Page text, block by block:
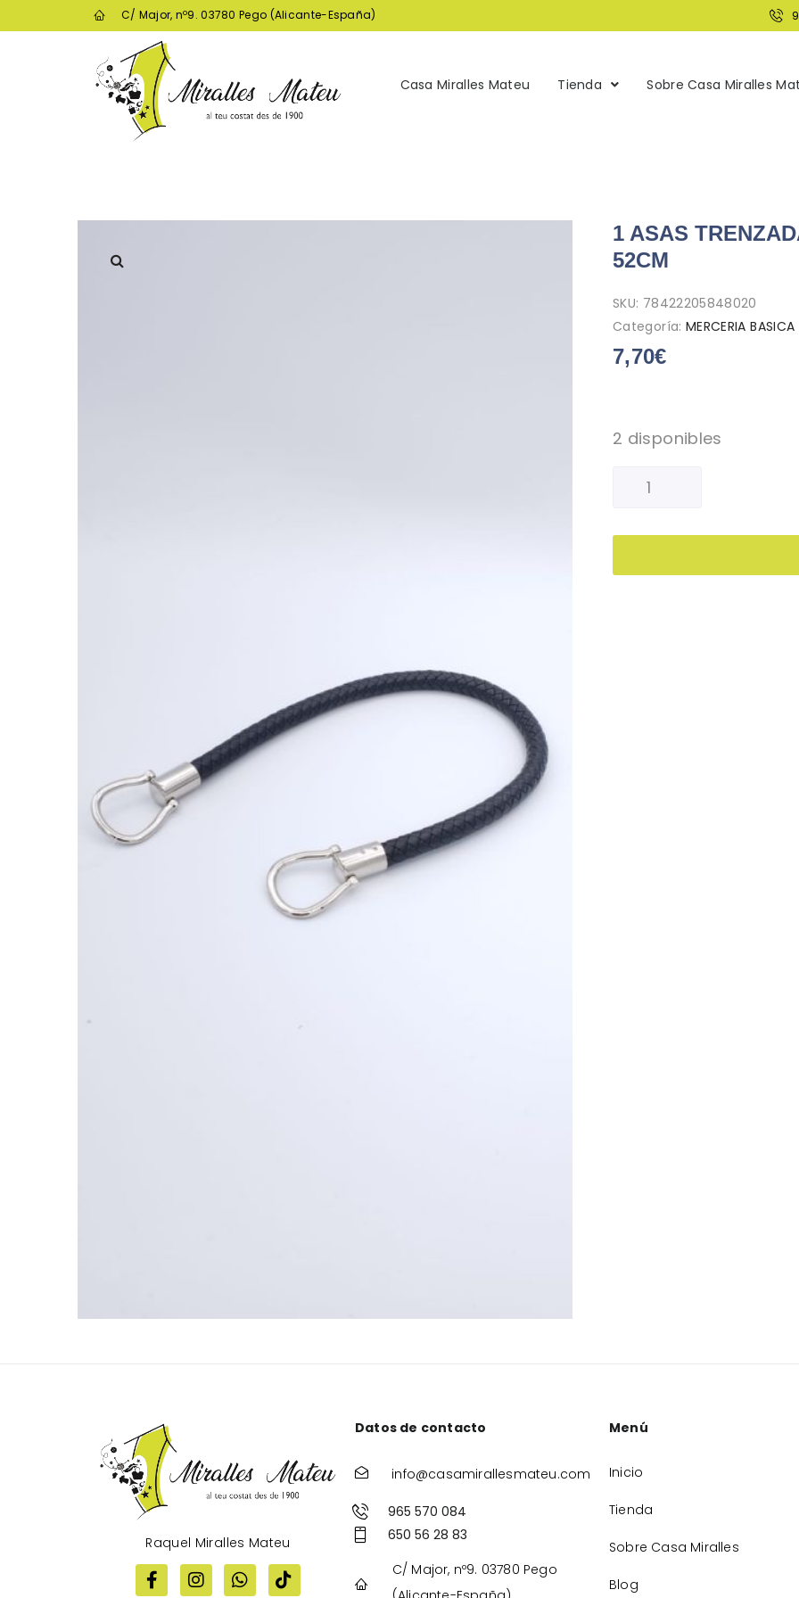
C/ Major, nº9. 03780 Pego (Alicante-España)
Casa Miralles Mateu Tienda Sobre Casa Miralles
1 ASAS
52CM
SKU: 78422205848020
Categoría: MERCERIA BASICA
7,70€
2 disponibles
Raquel Miralles Mateu
Datos de contacto
info@casamirallesmateu.com
965 570 084
650 56 28 83
C/ Major, nº9. 03780 Pego
Menú
Inicio
Tienda
Sobre Casa Miralles
Blog